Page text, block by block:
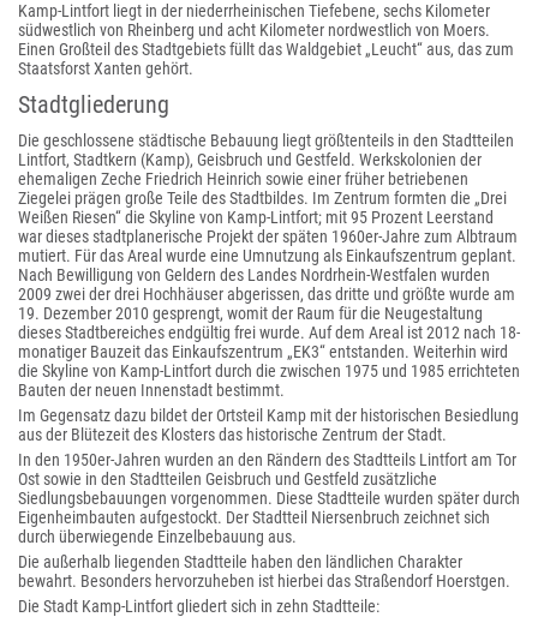
Kamp-Lintfort liegt in der niederrheinischen Tiefebene, sechs Kilometer
südwestlich von Rheinberg und acht Kilometer nordwestlich von Moers.
Einen Großteil des Stadtgebiets füllt das Waldgebiet „Leucht“ aus, das zum
Staatsforst Xanten gehört.
Stadtgliederung
Die geschlossene städtische Bebauung liegt größtenteils in den Stadtteilen
Lintfort, Stadtkern (Kamp), Geisbruch und Gestfeld. Werkskolonien der
ehemaligen Zeche Friedrich Heinrich sowie einer früher betriebenen
Ziegelei prägen große Teile des Stadtbildes. Im Zentrum formten die „Drei
Weißen Riesen“ die Skyline von Kamp-Lintfort; mit 95 Prozent Leerstand
war dieses stadtplanerische Projekt der späten 1960er-Jahre zum Albtraum
mutiert. Für das Areal wurde eine Umnutzung als Einkaufszentrum geplant.
Nach Bewilligung von Geldern des Landes Nordrhein-Westfalen wurden
2009 zwei der drei Hochhäuser abgerissen, das dritte und größte wurde am
19. Dezember 2010 gesprengt, womit der Raum für die Neugestaltung
dieses Stadtbereiches endgültig frei wurde. Auf dem Areal ist 2012 nach 18-
monatiger Bauzeit das Einkaufszentrum „EK3“ entstanden. Weiterhin wird
die Skyline von Kamp-Lintfort durch die zwischen 1975 und 1985 errichteten
Bauten der neuen Innenstadt bestimmt.
Im Gegensatz dazu bildet der Ortsteil Kamp mit der historischen Besiedlung
aus der Blütezeit des Klosters das historische Zentrum der Stadt.
In den 1950er-Jahren wurden an den Rändern des Stadtteils Lintfort am Tor
Ost sowie in den Stadtteilen Geisbruch und Gestfeld zusätzliche
Siedlungsbebauungen vorgenommen. Diese Stadtteile wurden später durch
Eigenheimbauten aufgestockt. Der Stadtteil Niersenbruch zeichnet sich
durch überwiegende Einzelbebauung aus.
Die außerhalb liegenden Stadtteile haben den ländlichen Charakter
bewahrt. Besonders hervorzuheben ist hierbei das Straßendorf Hoerstgen.
Die Stadt Kamp-Lintfort gliedert sich in zehn Stadtteile: